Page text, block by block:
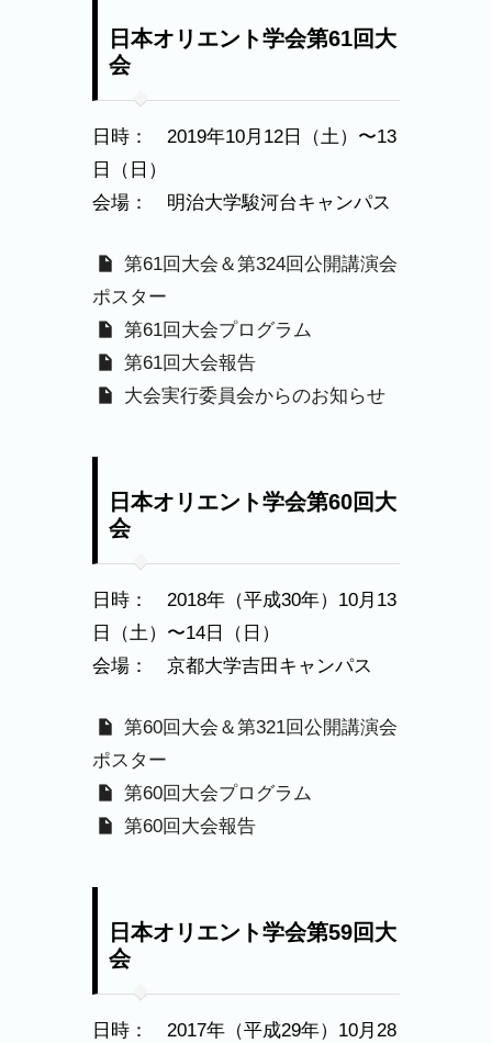
日本オリエント学会第61回大
会
日時： 2019年10月12日（土）〜13
日（日）
会場： 明治大学駿河台キャンパス
第61回大会＆第324回公開講演会
ポスター
第61回大会プログラム
第61回大会報告
大会実行委員会からのお知らせ
日本オリエント学会第60回大
会
日時： 2018年（平成30年）10月13
日（土）〜14日（日）
会場： 京都大学吉田キャンパス
第60回大会＆第321回公開講演会
ポスター
第60回大会プログラム
第60回大会報告
日本オリエント学会第59回大
会
日時： 2017年（平成29年）10月28